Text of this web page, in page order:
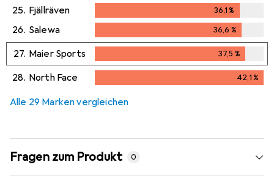
35,4%
25. Fjällräven 36,1%
36,1%
26. Salewa 36,6 %
36,6%
27. Maier Sports 37,5 %
37,5%
28. North Face 42,1%
Alle 29 Marken vergleichen
Fragen zum Produkt 0